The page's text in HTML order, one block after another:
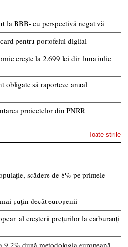
la BBB- cu perspectivă negativă
pentru portofelul digital
crește la 2.699 lei din luna iulie
obligate să raporteze anual
proiectelor din PNRR
Toate stirile
scădere de 8% pe primele
puțin decât europenii
al creșterii prețurilor la carburanți
9,2% după metodologia europeană